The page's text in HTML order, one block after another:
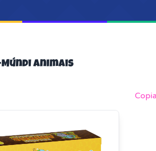
Animais